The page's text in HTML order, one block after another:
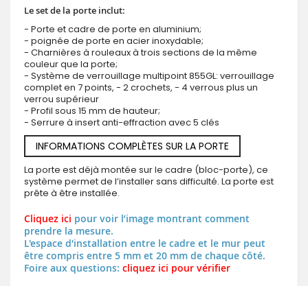
Le set de la porte inclut:
- Porte et cadre de porte en aluminium;
- poignée de porte en acier inoxydable;
- Charnières à rouleaux à trois sections de la même
couleur que la porte;
- Système de verrouillage multipoint 855GL: verrouillage
complet en 7 points, - 2 crochets, - 4 verrous plus un
verrou supérieur
- Profil sous 15 mm de hauteur;
- Serrure à insert anti-effraction avec 5 clés
INFORMATIONS COMPLÈTES SUR LA PORTE
La porte est déjà montée sur le cadre (bloc-porte), ce
système permet de l’installer sans difficulté. La porte est
prête à être installée.
Cliquez ici pour voir l’image montrant comment
prendre la mesure.
L'espace d'installation entre le cadre et le mur peut
être compris entre 5 mm et 20 mm de chaque côté.
Foire aux questions: cliquez ici pour vérifier